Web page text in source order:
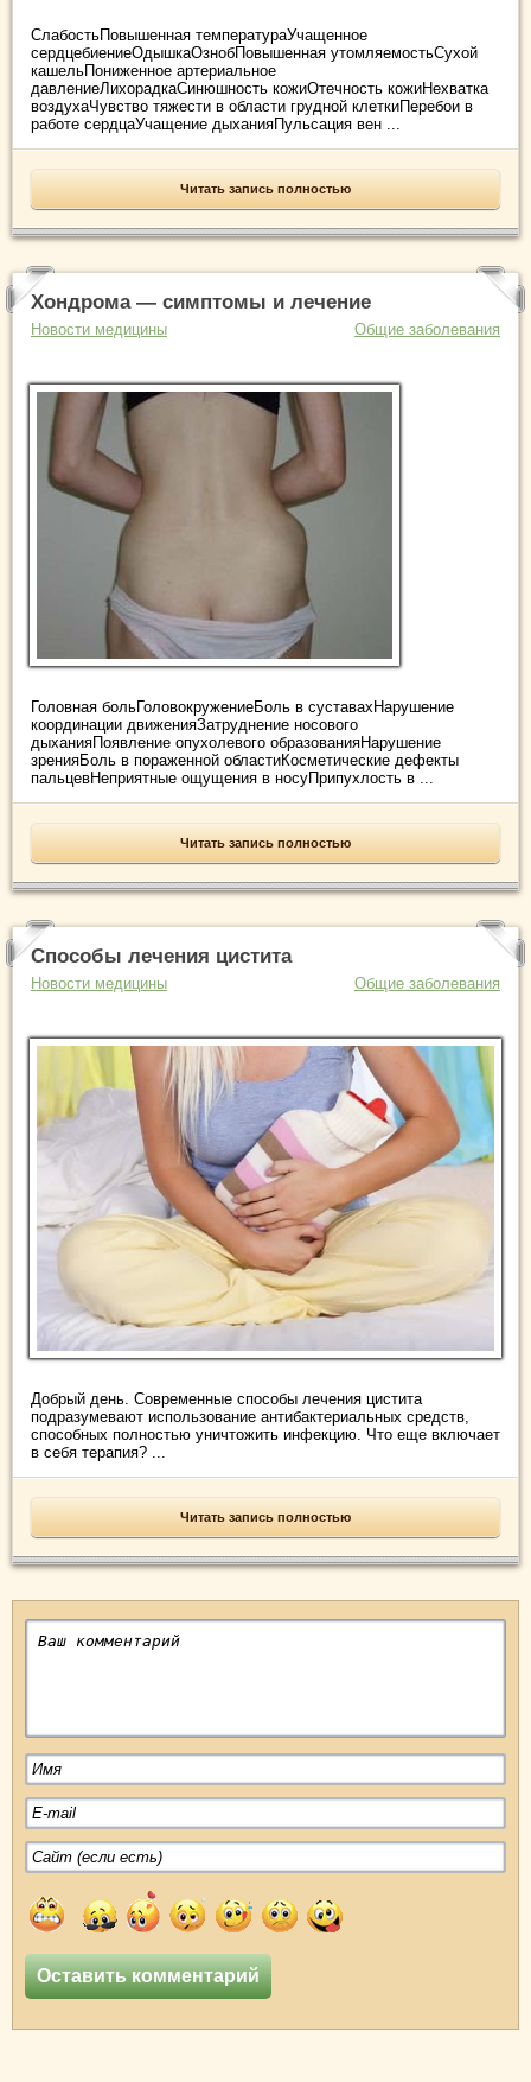
СлабостьПовышенная температураУчащенное
сердцебиениеОдышкаОзнобПовышенная утомляемостьСухой
кашельПониженное артериальное
давлениеЛихорадкаСинюшность кожиОтечность кожиНехватка
воздухаЧувство тяжести в области грудной клеткиПеребои в
работе сердцаУчащение дыханияПульсация вен ...
Читать запись полностью
Хондрома — симптомы и лечение
Новости медицины Общие заболевания
Головная больГоловокружениеБоль в суставахНарушение
координации движенияЗатруднение носового
дыханияПоявление опухолевого образованияНарушение
зренияБоль в пораженной областиКосметические дефекты
пальцевНеприятные ощущения в носуПрипухлость в ...
Читать запись полностью
Способы лечения цистита
Новости медицины Общие заболевания
Добрый день. Современные способы лечения цистита
подразумевают использование антибактериальных средств,
способных полностью уничтожить инфекцию. Что еще включает
в себя терапия? ...
Читать запись полностью